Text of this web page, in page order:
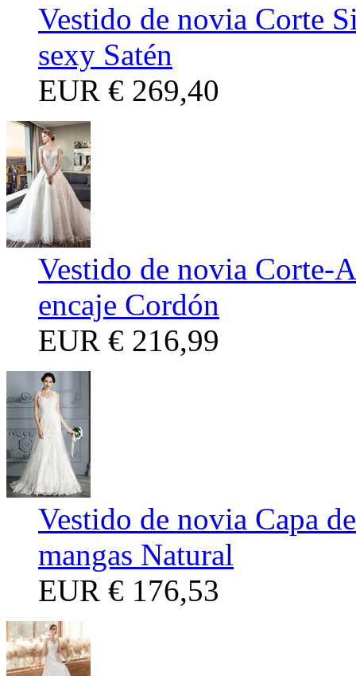
Vestido de novia Corte
sexy Satén
EUR € 269,40
Vestido de novia Corte-
encaje Cordón
EUR € 216,99
Vestido de novia Capa
mangas Natural
EUR € 176,53